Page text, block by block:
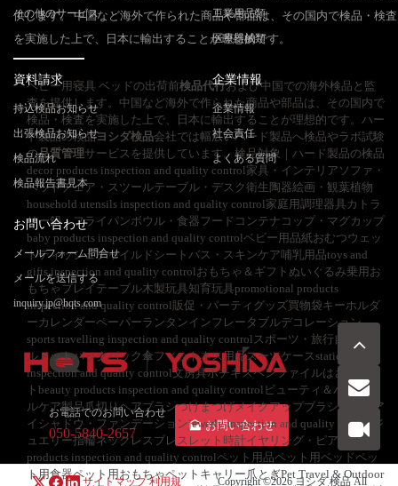
供します。 中国など海外で作られた商品や部品は、その国内で検品・検査
を実施した上で、日本に輸出することが理想的です。
ベビー用寝具 ベッドの出荷前検品代行および中国での海外検品と監
査を提供します。中国など海外で作られた商品や部品は、その国内で
検品・検査を実施した上で、日本に輸出することが理想的です。ハー
ド製品の検品ヨシダ検品会社では幅広いハード製品へ検品やラボ試験
の品質管理サービスを提供しています。検品対象｜ハード製品の検品
decor products inspection and quality control家具・インテリアソファ・
ベッドチェア・スツールテーブル・デスク衛生陶器絵画・観葉植物
household utensils inspection and quality control家庭用調理器具カトラ
リー鍋・フライパンボウル・食器フードコンテナコップ・マグカップ
baby products inspection and quality controlベビー用品紙おむつウェッ
トティッシュチャイルドシートバス・スキンケア哺乳用品toys and
gifts inspection and quality controlおもちゃ＆ギフトぬいぐるみ乗用お
もちゃプレイテーブル木製玩具知育玩具promotional products
inspection and quality control販促・パーティグッズ買物袋キーホルダ
ーカレンダーペーパーランタンインフレータブルデコレーション
sports travelling inspection and quality controlスポーツ・旅行自転車ヘ
ルメットバックパック傘フィットネス用品スーツケースstationery
inspection and quality control文房具ホチキスペンファイルはさみノー
トbeauty products inspection and quality controlビューティ＆パーソナ
ルケア製品爪切りヘアブラシつけまつげメイクアップブラシ口紅・ア
イシャドウ・ファンデーションjewerly inspection and quality controlジ
ュエリー指輪ネックレスブレスレット時計イヤリング・ピアスpet
products inspection and quality controlペット用品ペット用ベッドペッ
ト用食器ペット用おもちゃペットキャリー爪とぎPet Travel & Outdoor
その他のサービス
工業用品類
医療器械類
資料請求
持込検品お知らせ
出張検品お知らせ
検品流れ
検品報告書見本
企業情報
企業情報
社会責任
よくある質問
お問い合わせ
メールフォーム問合せ
メールを送信する
inquiry.jp@hqts.com
お電話でのお問い合わせ
050-5840-2657
お問い合わせ
サイトマップ 利用規 Copyright ©2026ヨシダ 検品All